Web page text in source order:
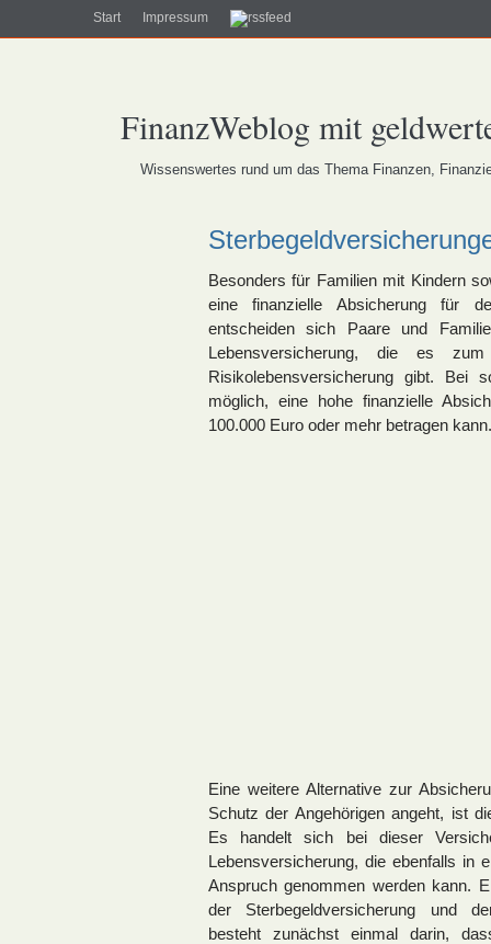
Start Impressum
FinanzWeblog mit
Wissenswertes rund um das Thema Finanzen,
Besonders für Familien mit Kindern
eine finanzielle Absicherung für
entscheiden sich Paare und
Lebensversicherung, die es
Risikolebensversicherung gibt. Bei
möglich, eine hohe finanzielle
100.000 Euro oder mehr betragen kann.
Eine weitere Alternative zur
Schutz der Angehörigen angeht, ist
Es handelt sich bei dieser
Lebensversicherung, die ebenfalls in
Anspruch genommen werden kann.
der Sterbegeldversicherung und
besteht zunächst einmal darin,